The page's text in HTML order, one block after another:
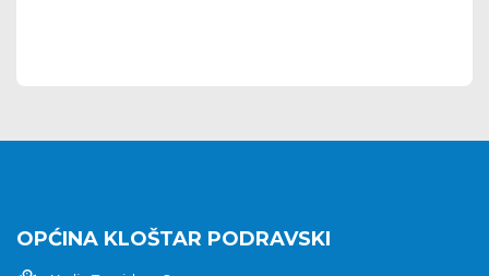
OPĆINA KLOŠTAR PODRAVSKI